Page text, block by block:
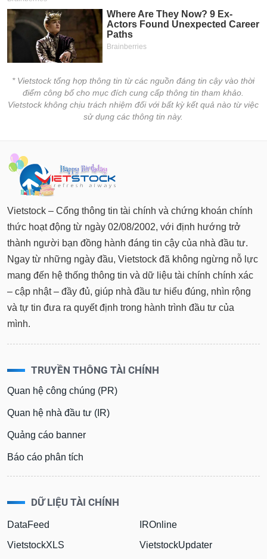
* Vietstock tổng hợp thông tin từ các nguồn đáng tin cậy vào thời
điểm công bố cho mục đích cung cấp thông tin tham khảo.
Vietstock không chịu trách nhiệm đối với bất kỳ kết quả nào từ việc
sử dụng các thông tin này.
Vietstock – Cổng thông tin tài chính và chứng khoán chính
thức hoạt động từ ngày 02/08/2002, với định hướng trở
thành người bạn đồng hành đáng tin cậy của nhà đầu tư.
Ngay từ những ngày đầu, Vietstock đã không ngừng nỗ lực
mang đến hệ thống thông tin và dữ liệu tài chính chính xác
– cập nhật – đầy đủ, giúp nhà đầu tư hiểu đúng, nhìn rộng
và tự tin đưa ra quyết định trong hành trình đầu tư của
mình.
TRUYỀN THÔNG TÀI CHÍNH
Quan hệ công chúng (PR)
Quan hệ nhà đầu tư (IR)
Quảng cáo banner
Báo cáo phân tích
DỮ LIỆU TÀI CHÍNH
DataFeed
VietstockXLS
IROnline
VietstockUpdater